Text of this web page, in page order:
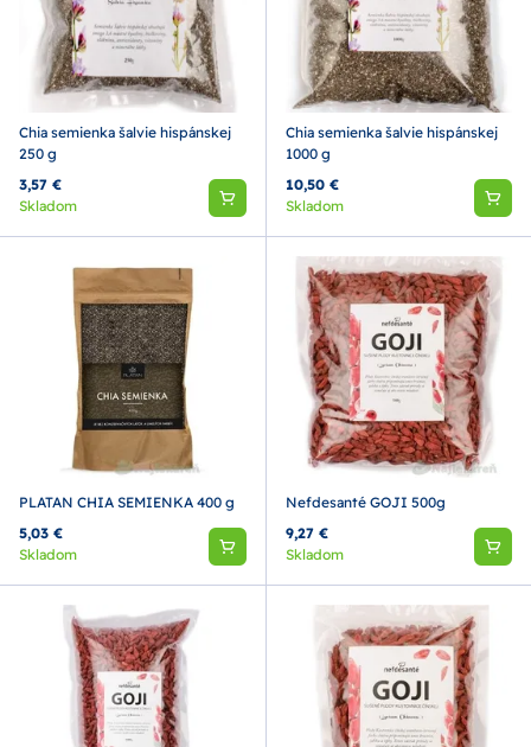
Chia semienka šalvie hispánskej
250 g
3,57 €
Skladom
Chia semienka šalvie hispánskej
1000 g
10,50 €
Skladom
PLATAN CHIA SEMIENKA 400 g
5,03 €
Skladom
Nefdesanté GOJI 500g
9,27 €
Skladom